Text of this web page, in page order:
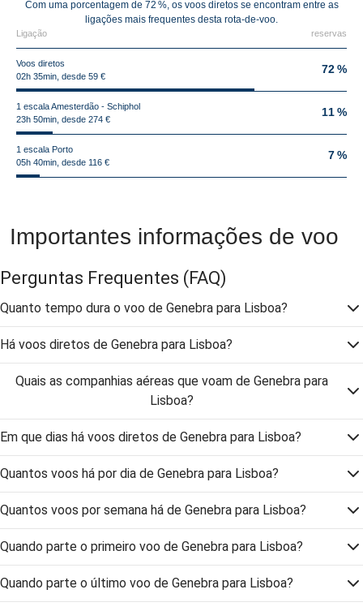
Com uma porcentagem de 72 %, os voos diretos se encontram entre as
ligações mais frequentes desta rota-de-voo.
Ligação reservas
Voos diretos
02h 35min, desde 59 €
72 %
1 escala Amesterdão - Schiphol
23h 50min, desde 274 €
11 %
1 escala Porto
05h 40min, desde 116 €
7 %
Importantes informações de voo
Perguntas Frequentes (FAQ)
Quanto tempo dura o voo de Genebra para Lisboa?
Há voos diretos de Genebra para Lisboa?
Quais as companhias aéreas que voam de Genebra para
Lisboa?
Em que dias há voos diretos de Genebra para Lisboa?
Quantos voos há por dia de Genebra para Lisboa?
Quantos voos por semana há de Genebra para Lisboa?
Quando parte o primeiro voo de Genebra para Lisboa?
Quando parte o último voo de Genebra para Lisboa?